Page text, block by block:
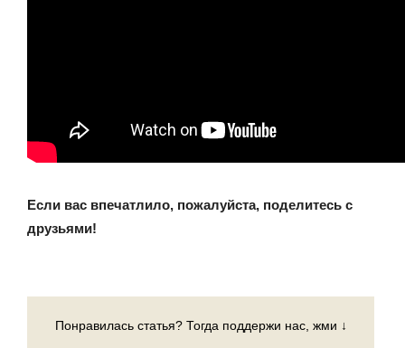
Если вас впечатлило, пожалуйста, поделитесь с
друзьями!
Понравилась статья? Тогда поддержи нас, жми ↓